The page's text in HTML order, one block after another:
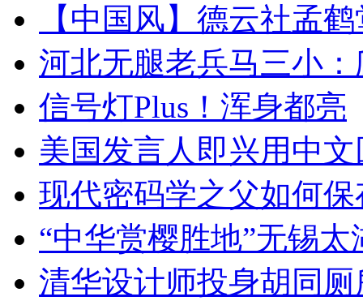
【中国风】德云社孟
河北无腿老兵马三小
信号灯Plus！浑身都亮
美国发言人即兴用中
现代密码学之父如何
“中华赏樱胜地”无锡
清华设计师投身胡同